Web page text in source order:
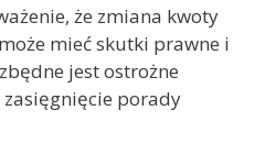
że zmiana kwoty
mieć skutki prawne i
jest ostrożne
porady